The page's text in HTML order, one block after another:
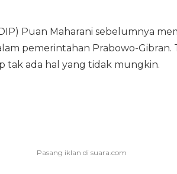
Puan Maharani sebelumnya
pemerintahan Prabowo-Gibran.
tak ada hal yang tidak mungkin.